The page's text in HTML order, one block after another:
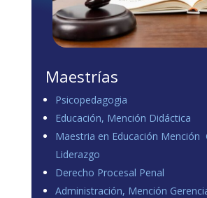
Maestrías
Psicopedagogia
Educación, Mención Didáctica
Maestria en Educación Mención
Liderazgo
Derecho Procesal Penal
Administración, Mención